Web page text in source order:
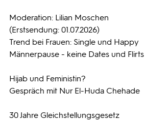
Moderation: Lilian Moschen
(Erstsendung: 01.07.2026)
Trend bei Frauen: Single und Happy
Männerpause - keine Dates und Flirts
Hijab und Feministin?
Gespräch mit Nur El-Huda Chehade
30 Jahre Gleichstellungsgesetz